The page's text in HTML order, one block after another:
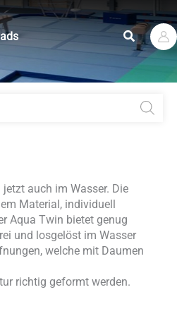
Suchen
auch im Wasser. Die
Material, individuell
Aqua Twin bietet genug
und losgelöst im Wasser
welche mit Daumen
richtig geformt werden.